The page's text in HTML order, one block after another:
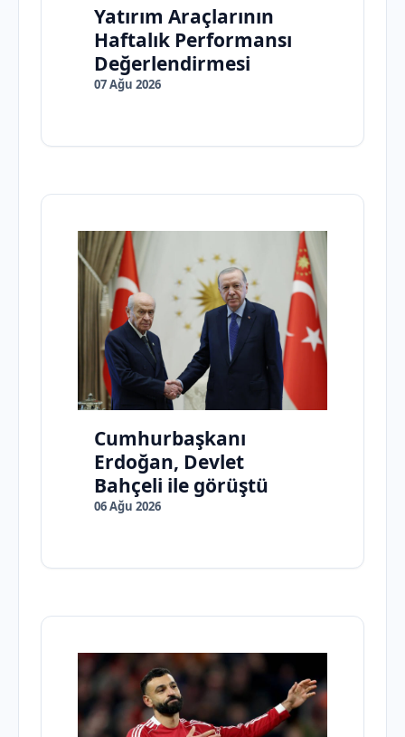
Yatırım Araçlarının
Haftalık Performansı
Değerlendirmesi
07 Ağu 2026
Cumhurbaşkanı
Erdoğan, Devlet
Bahçeli ile görüştü
06 Ağu 2026